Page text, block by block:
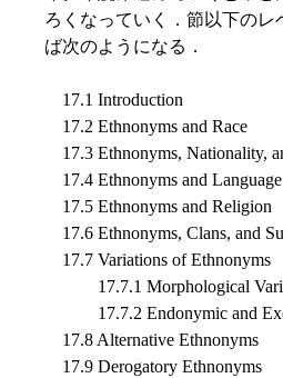
ろくなっていく．節以下の
ば次のようになる．
17.1 Introduction
17.2 Ethnonyms and Race
17.3 Ethnonyms, Nationality,
17.4 Ethnonyms and Language
17.5 Ethnonyms and Religion
17.6 Ethnonyms, Clans, and
17.7 Variations of Ethnonyms
17.7.1 Morphological
17.7.2 Endonymic and
17.8 Alternative Ethnonyms
17.9 Derogatory Ethnonyms